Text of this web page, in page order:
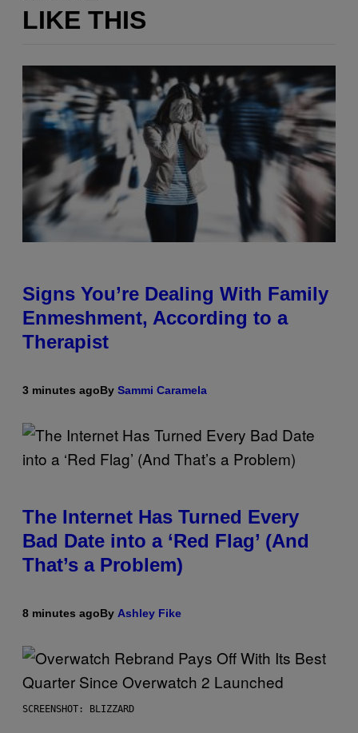
LIKE THIS
Signs You’re Dealing With Family
Enmeshment, According to a
Therapist
3 minutes agoBy Sammi Caramela
The Internet Has Turned Every
Bad Date into a ‘Red Flag’ (And
That’s a Problem)
8 minutes agoBy Ashley Fike
SCREENSHOT: BLIZZARD